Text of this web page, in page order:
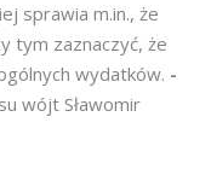
sprawia m.in., że
tym zaznaczyć, że
wydatków. -
wójt Sławomir